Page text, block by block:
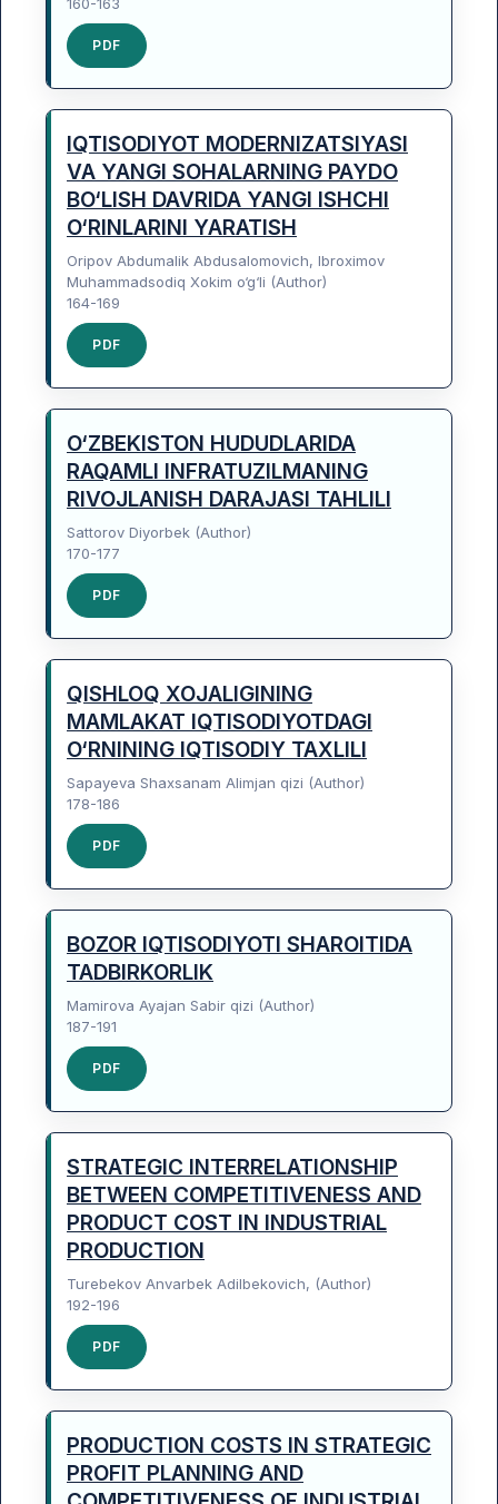
PDF
IQTISODIYOT MODERNIZATSIYASI
VA YANGI SOHALARNING PAYDO
BO‘LISH DAVRIDA YANGI ISHCHI
O‘RINLARINI YARATISH
Oripov Abdumalik Abdusalomovich, Ibroximov
Muhammadsodiq Xokim o‘g‘li (Author)
164-169
PDF
O‘ZBEKISTON HUDUDLARIDA
RAQAMLI INFRATUZILMANING
RIVOJLANISH DARAJASI TAHLILI
Sattorov Diyorbek (Author)
170-177
PDF
QISHLOQ XOJALIGINING
MAMLAKAT IQTISODIYOTDAGI
O‘RNINING IQTISODIY TAXLILI
Sapayeva Shaxsanam Alimjan qizi (Author)
178-186
PDF
BOZOR IQTISODIYOTI SHAROITIDA
TADBIRKORLIK
Mamirova Ayajan Sabir qizi (Author)
187-191
PDF
STRATEGIC INTERRELATIONSHIP
BETWEEN COMPETITIVENESS AND
PRODUCT COST IN INDUSTRIAL
PRODUCTION
Turebekov Anvarbek Adilbekovich, (Author)
192-196
PDF
PRODUCTION COSTS IN STRATEGIC
PROFIT PLANNING AND